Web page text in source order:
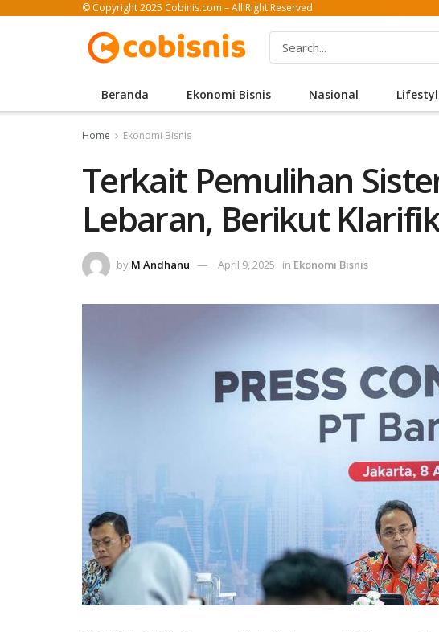
© Copyright 2025 Cobinis.com – All Right Reserved
Beranda Ekonomi Bisnis Nasional
Home Ekonomi Bisnis
Terkait Pemulihan
Lebaran, Berikut
by M Andhanu April 9, 2025 in Ekonomi Bisnis